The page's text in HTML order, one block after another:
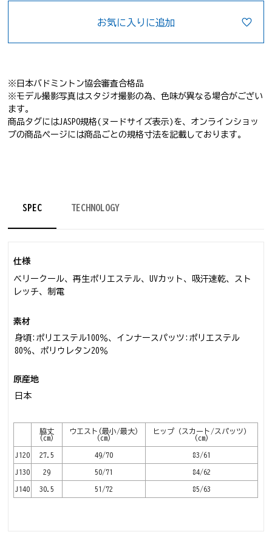
お気に入りに追加
※日本バドミントン協会審査合格品
※モデル撮影写真はスタジオ撮影の為、色味が異なる場合がござい
ます。
商品タグにはJASPO規格(ヌードサイズ表示)を、オンラインショッ
プの商品ページには商品ごとの規格寸法を記載しております。
SPEC TECHNOLOGY
仕様
ベリークール、再生ポリエステル、UVカット、吸汗速乾、スト
レッチ、制電
素材
身頃:ポリエステル100％、インナースパッツ:ポリエステル
80％、ポリウレタン20％
原産地
日本
脇丈
(cm)
ウエスト(最小/最大)
(cm)
ヒップ（スカート/スパッツ）
(cm)
J120 27.5 49/70 83/61
J130 29 50/71 84/62
J140 30.5 51/72 85/63